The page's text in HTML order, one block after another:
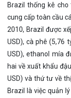
Brazil thống kê
cung cấp toàn cầu
2010, Brazil được
USD), cà phê (5,76
USD), ethanol mía
hai về xuất khẩu
USD) và thứ tư về
Brazil là việc quản